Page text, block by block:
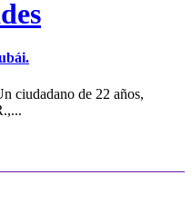
ciudadano de 22 años,